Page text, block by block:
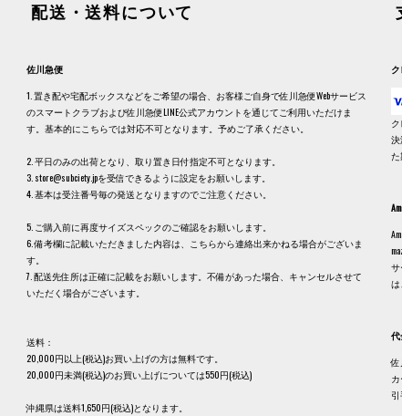
配送・送料について
佐川急便
1. 置き配や宅配ボックスなどをご希望の場合、お客様ご自身で佐川急便Webサービス
のスマートクラブおよび佐川急便LINE公式アカウントを通じてご利用いただけま
す。基本的にこちらでは対応不可となります。予めご了承ください。
2. 平日のみの出荷となり、取り置き日付指定不可となります。
3. store@subciety.jpを受信できるように設定をお願いします。
4. 基本は受注番号毎の発送となりますのでご注意ください。
5. ご購入前に再度サイズスペックのご確認をお願いします。
6. 備考欄に記載いただきました内容は、こちらから連絡出来かねる場合がございま
す。
7. 配送先住所は正確に記載をお願いします。不備があった場合、キャンセルさせて
いただく場合がございます。
送料：
20,000円以上(税込)お買い上げの方は無料です。
20,000円未満(税込)のお買い上げについては550円(税込)
沖縄県は送料1,650円(税込)となります。
た
は